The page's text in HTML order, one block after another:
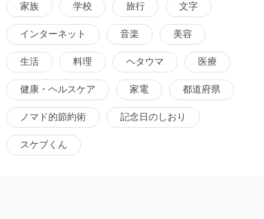
家族 学校 旅行 文字
インターネット 音楽 美容
生活 料理 ヘタウマ 医療
健康・ヘルスケア 家電 都道府県
ノマド的節約術 記念日のしおり
スケブくん